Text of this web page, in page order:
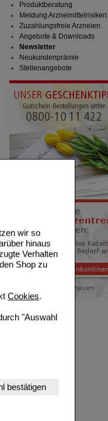
wir so
hinaus
Verhalten
Shop zu
Cookies.
"Auswahl
kann.
bestätigen
Produktberatung
Meldung Arzneimittelrisiken
Zuzahlungsfreie Arzneien
Angebote & Downloads
Newsletter
Neukundenprämie
Stellenangebote